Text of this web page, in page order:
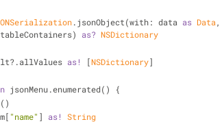
.jsonObject(with: data as Data
as? NSDictionary
? .allValues as! [NSDictionary]
jsonMenu.enumerated() {
()
"name" ] as!
String